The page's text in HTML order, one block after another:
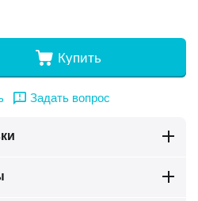
Купить
Задать вопрос